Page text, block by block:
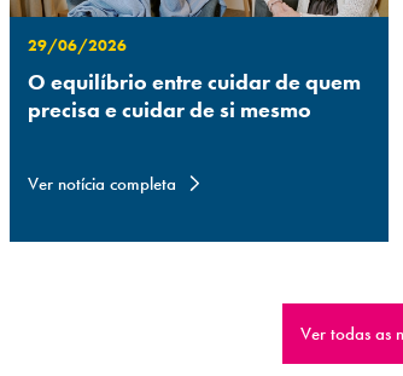
29/06/2026
O equilíbrio entre cuidar de quem
precisa e cuidar de si mesmo
Ver notícia completa
Ver todas as